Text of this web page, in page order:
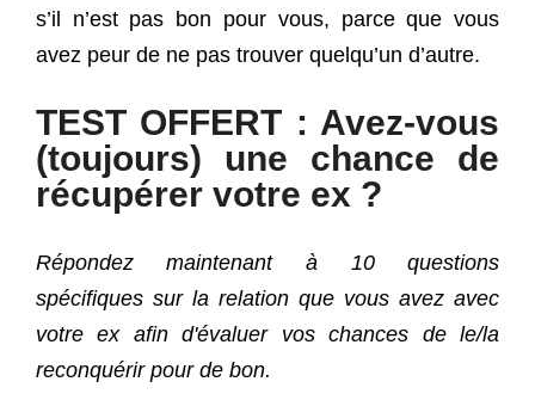
s’il n’est pas bon pour vous, parce que vous
avez peur de ne pas trouver quelqu’un d’autre.
TEST OFFERT : Avez-vous
(toujours) une chance de
récupérer votre ex ?
Répondez maintenant à 10 questions
spécifiques sur la relation que vous avez avec
votre ex afin d'évaluer vos chances de le/la
reconquérir pour de bon.